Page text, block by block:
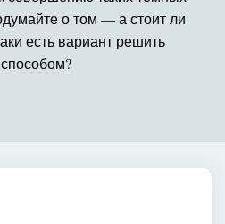
о том — а стоит ли
есть вариант решить